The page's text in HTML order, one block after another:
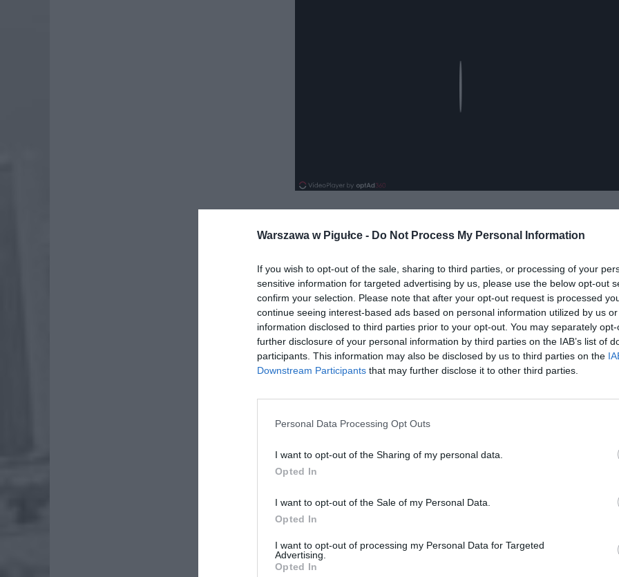
Warszawa w Pigułce - Do Not Process My Personal Information
If you wish to opt-out of the sale, sharing to third parties, or processing of your
sensitive information for targeted advertising by us, please use the below opt-out
confirm your selection. Please note that after your opt-out request is processed
continue seeing interest-based ads based on personal information utilized by us
information disclosed to third parties prior to your opt-out. You may separately
further disclosure of your personal information by third parties on the IAB’s list of
participants. This information may also be disclosed by us to third parties on the
Downstream Participants that may further disclose it to other third parties.
Personal Data Processing Opt Outs
I want to opt-out of the Sharing of my personal data.
Opted In
I want to opt-out of the Sale of my Personal Data.
Opted In
I want to opt-out of processing my Personal Data for Targeted
Advertising.
Opted In
Fot. Pixabay
Do wolskiej komendy wpłynęło zgłoszenie dotyczące uszkodzenia mienia. Z